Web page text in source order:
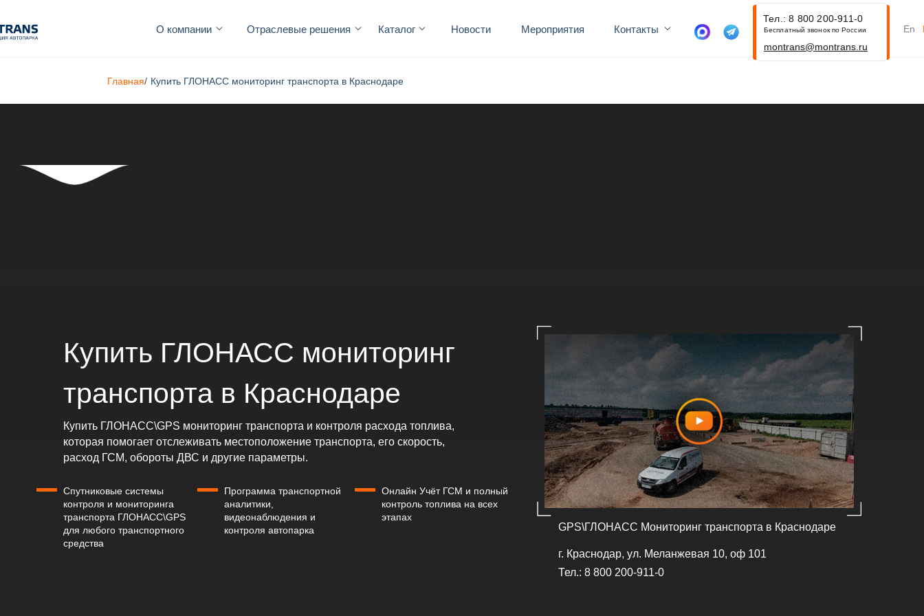
montrans@montrans.ru
Отраслевые решения Мероприятия
Новости
Каталог
О компании Контакты En
Тел.: 8 800 200-911-0
Бесплатный звонок по России
Главная/ Купить ГЛОНАСС мониторинг транспорта в Краснодаре
Программа транспортной
аналитики,
видеонаблюдения и
контроля автопарка
Спутниковые системы
контроля и мониторинга
транспорта ГЛОНАСС\GPS
для любого транспортного
средства
Онлайн Учёт ГСМ и полный
контроль топлива на всех
этапах
Купить ГЛОНАСС мониторинг
транспорта в Краснодаре
GPS\ГЛОНАСС Мониторинг транспорта в Краснодаре
г. Краснодар, ул. Меланжевая 10, оф 101
Тел.: 8 800 200-911-0
Купить ГЛОНАСС\GPS мониторинг транспорта и контроля расхода топлива,
которая помогает отслеживать местоположение транспорта, его скорость,
расход ГСМ, обороты ДВС и другие параметры.